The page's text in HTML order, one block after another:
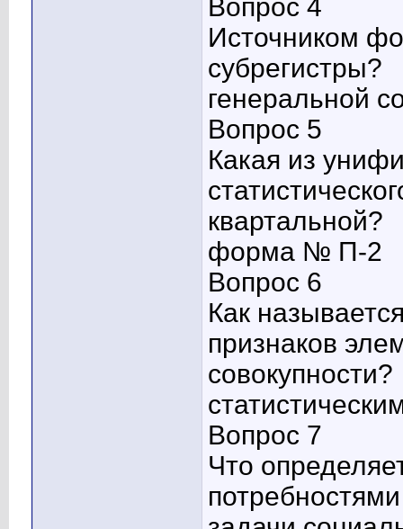
Вопрос 4
Источником
субрегистры?
генеральной
Вопрос 5
Какая из
квартальной?
форма № П-2
Вопрос 6
Как
признаков
совокупности?
Вопрос 7
Что